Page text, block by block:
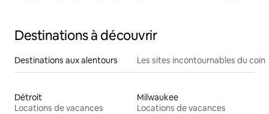
Destinations à découvrir
Destinations aux alentours Les sites incontournables du coin
Détroit
Locations de vacances
Milwaukee
Locations de vacances